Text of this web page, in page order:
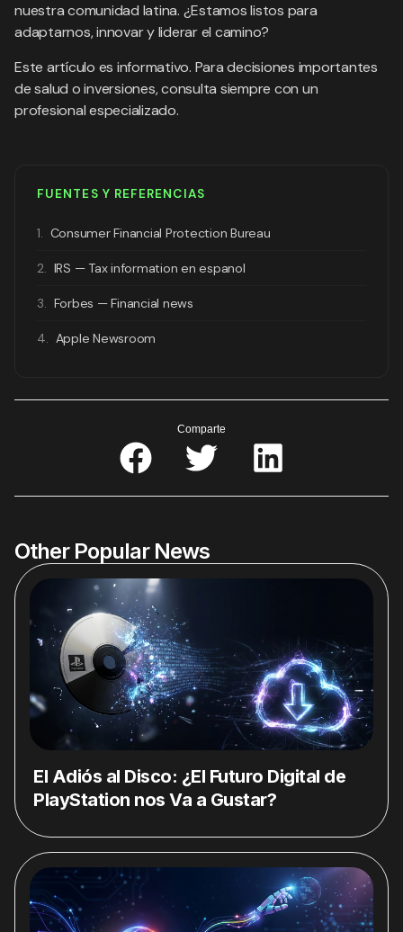
nuestra comunidad latina. ¿Estamos listos para
adaptarnos, innovar y liderar el camino?
Este artículo es informativo. Para decisiones importantes
de salud o inversiones, consulta siempre con un
profesional especializado.
FUENTES Y REFERENCIAS
1. Consumer Financial Protection Bureau
2. IRS — Tax information en espanol
3. Forbes — Financial news
4. Apple Newsroom
Comparte
Other Popular News
El Adiós al Disco: ¿El Futuro Digital de
PlayStation nos Va a Gustar?